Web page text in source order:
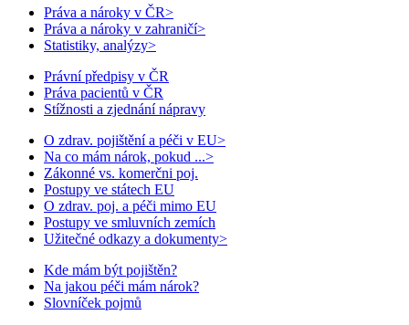
Práva a nároky v ČR>
Práva a nároky v zahraničí>
Statistiky, analýzy>
Právní předpisy v ČR
Práva pacientů v ČR
Stížnosti a zjednání nápravy
O zdrav. pojištění a péči v EU>
Na co mám nárok, pokud ...>
Zákonné vs. komerčni poj.
Postupy ve státech EU
O zdrav. poj. a péči mimo EU
Postupy ve smluvních zemích
Užitečné odkazy a dokumenty>
Kde mám být pojištěn?
Na jakou péči mám nárok?
Slovníček pojmů